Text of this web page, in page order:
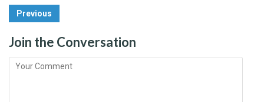
Post
Navigation
Previous
Join the Conversation